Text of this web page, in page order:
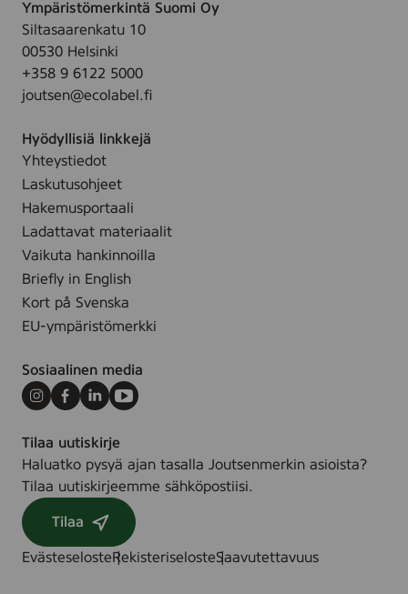
Ympäristömerkintä Suomi Oy
Siltasaarenkatu 10
00530 Helsinki
+358 9 6122 5000
joutsen@ecolabel.fi
Hyödyllisiä linkkejä
Yhteystiedot
Laskutusohjeet
Hakemusportaali
Ladattavat materiaalit
Vaikuta hankinnoilla
Briefly in English
Kort på Svenska
EU-ympäristömerkki
Sosiaalinen media
Instagram
Facebook
LinkedInYoutube
Tilaa uutiskirje
Haluatko pysyä ajan tasalla Joutsenmerkin asioista?
Tilaa uutiskirjeemme sähköpostiisi.
Tilaa
EvästeselosteRekisteriselosteSaavutettavuus